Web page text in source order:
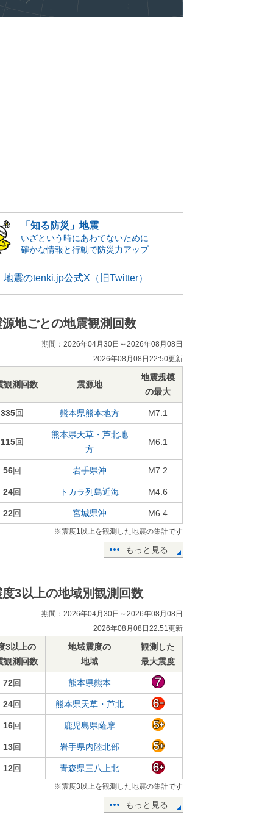
「知る防災」地震
いざという時にあわてないために
確かな情報と行動で防災力アップ
地震のtenki.jp公式X（旧Twitter）
源地ごとの地震観測回数
期間：2026年04月30日～2026年08月08日
2026年08月08日22:50更新
観測回数 震源地
地震規模
の最大
335回 熊本県熊本地方 M7.1
115回
熊本県天草・芦北地
方
M6.1
56回 岩手県沖 M7.2
24回 トカラ列島近海 M4.6
22回 宮城県沖 M6.4
※震度1以上を観測した地震の集計です
もっと見る
度3以上の地域別観測回数
期間：2026年04月30日～2026年08月08日
2026年08月08日22:51更新
3以上の
観測回数
地域震度の
地域
観測した
最大震度
72回 熊本県熊本
24回 熊本県天草・芦北
16回 鹿児島県薩摩
13回 岩手県内陸北部
12回 青森県三八上北
※震度3以上を観測した地震の集計です
もっと見る